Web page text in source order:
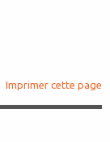
Imprimer cette page